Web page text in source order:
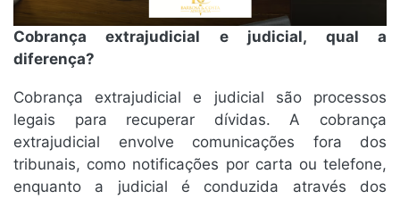
Cobrança extrajudicial e judicial, qual a
diferença?
Cobrança extrajudicial e judicial são processos
legais para recuperar dívidas. A cobrança
extrajudicial envolve comunicações fora dos
tribunais, como notificações por carta ou telefone,
enquanto a judicial é conduzida através dos